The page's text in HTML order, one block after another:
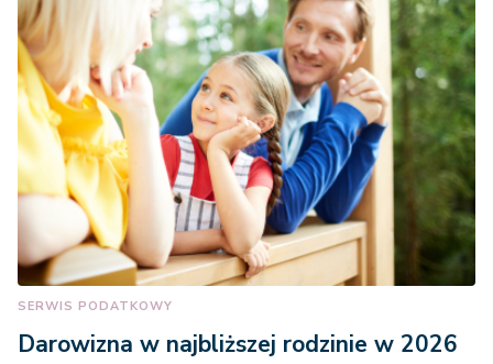
SERWIS PODATKOWY
Darowizna w najbliższej rodzinie w 2026